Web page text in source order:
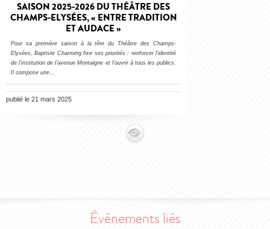
SAISON 2025-2026 DU THÉÂTRE DES
CHAMPS-ELYSÉES, « ENTRE TRADITION
ET AUDACE »
Pour sa première saison à la tête du Théâtre des Champs-
Elysées, Baptiste Charroing fixe ses priorités : renforcer l’identité
de l’institution de l’avenue Montaigne et l’ouvrir à tous les publics.
Il compose une…
publié le 21 mars 2025
Événements liés